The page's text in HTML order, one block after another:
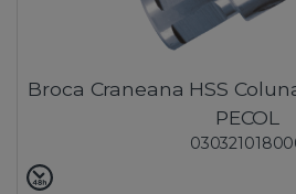
Broca Craneana HSS
PECOL